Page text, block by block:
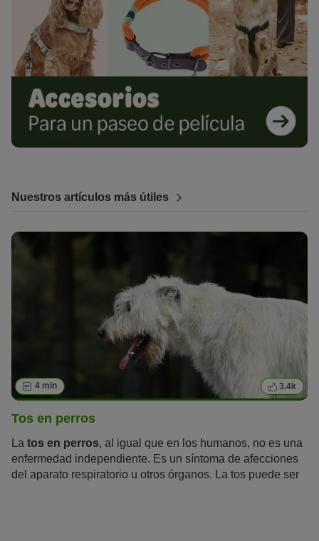
Nuestros artículos más útiles
4 min 3.4k
Tos en perros
La tos en perros, al igual que en los humanos, no es una
enfermedad independiente. Es un síntoma de afecciones
del aparato respiratorio u otros órganos. La tos puede ser